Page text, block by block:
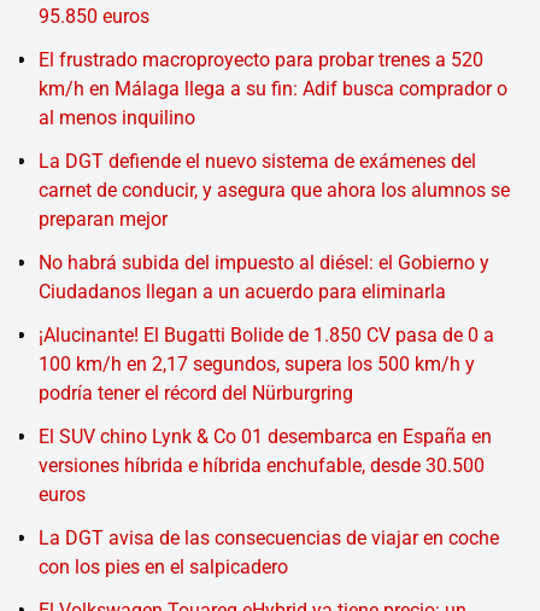
95.850 euros
El frustrado macroproyecto para probar trenes a 520
km/h en Málaga llega a su fin: Adif busca comprador o
al menos inquilino
La DGT defiende el nuevo sistema de exámenes del
carnet de conducir, y asegura que ahora los alumnos se
preparan mejor
No habrá subida del impuesto al diésel: el Gobierno y
Ciudadanos llegan a un acuerdo para eliminarla
¡Alucinante! El Bugatti Bolide de 1.850 CV pasa de 0 a
100 km/h en 2,17 segundos, supera los 500 km/h y
podría tener el récord del Nürburgring
El SUV chino Lynk & Co 01 desembarca en España en
versiones híbrida e híbrida enchufable, desde 30.500
euros
La DGT avisa de las consecuencias de viajar en coche
con los pies en el salpicadero